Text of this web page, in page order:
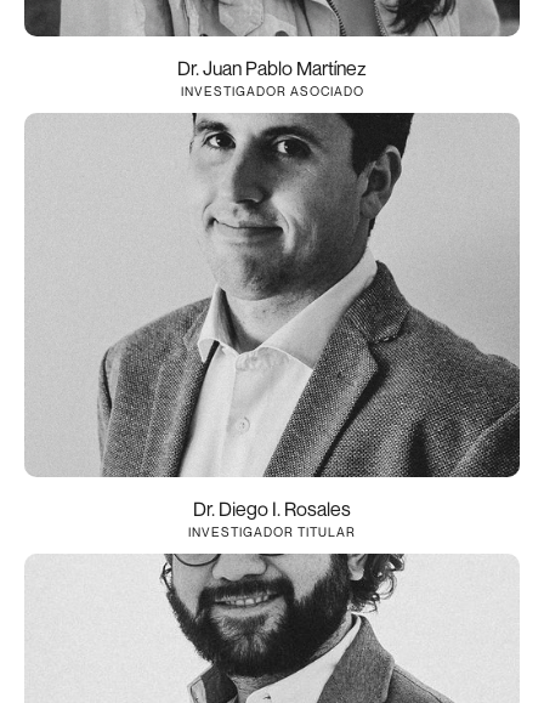
Dr. Juan Pablo Martínez
INVESTIGADOR ASOCIADO
Dr. Diego I. Rosales
INVESTIGADOR TITULAR